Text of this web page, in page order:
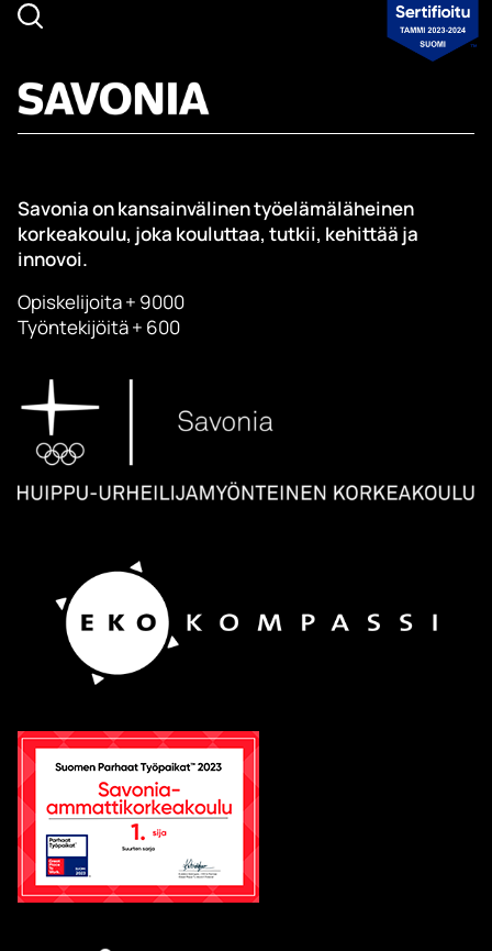
Savonia on kansainvälinen työelämäläheinen
korkeakoulu, joka kouluttaa, tutkii, kehittää ja
innovoi.
Opiskelijoita + 9000
Työntekijöitä + 600